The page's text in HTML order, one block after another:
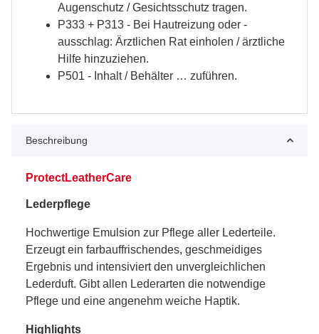
Augenschutz / Gesichtsschutz tragen.
P333 + P313 - Bei Hautreizung oder -
ausschlag: Ärztlichen Rat einholen / ärztliche
Hilfe hinzuziehen.
P501 - Inhalt / Behälter … zuführen.
Beschreibung
ProtectLeatherCare
Lederpflege
Hochwertige Emulsion zur Pflege aller Lederteile.
Erzeugt ein farbauffrischendes, geschmeidiges
Ergebnis und intensiviert den unvergleichlichen
Lederduft. Gibt allen Lederarten die notwendige
Pflege und eine angenehm weiche Haptik.
Highlights